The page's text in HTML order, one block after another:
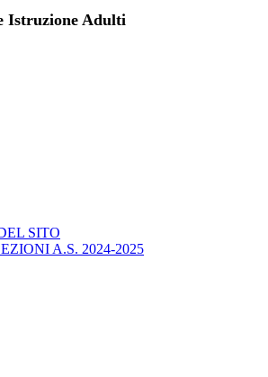
Istruzione Adulti
SITO
A.S. 2024-2025